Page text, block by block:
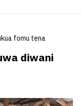
fomu tena
diwani